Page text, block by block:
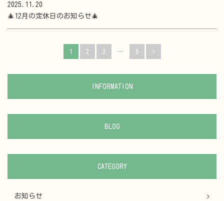
2025.11.20
🎄12月の定休日のお知らせ🎄
1 2 3 … 5 >
INFORMATION
BLOG
CATEGORY
お知らせ